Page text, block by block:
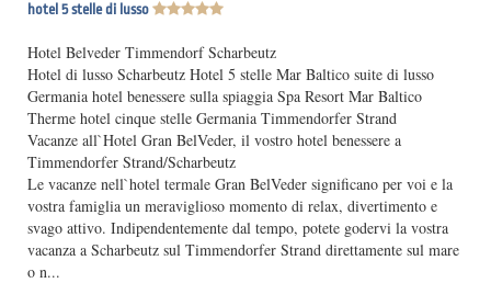
hotel 5 stelle di lusso
Hotel Belveder Timmendorf Scharbeutz
Hotel di lusso Scharbeutz Hotel 5 stelle Mar Baltico suite di lusso
Germania hotel benessere sulla spiaggia Spa Resort Mar Baltico
Therme hotel cinque stelle Germania Timmendorfer Strand
Vacanze all`Hotel Gran BelVeder, il vostro hotel benessere a
Timmendorfer Strand/Scharbeutz
Le vacanze nell`hotel termale Gran BelVeder significano per voi e la
vostra famiglia un meraviglioso momento di relax, divertimento e
svago attivo. Indipendentemente dal tempo, potete godervi la vostra
vacanza a Scharbeutz sul Timmendorfer Strand direttamente sul mare
o n...